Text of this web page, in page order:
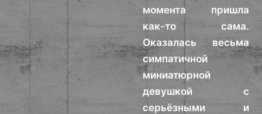
момента пришла
как-то сама.
Оказалась весьма
симпатичной
миниатюрной
девушкой с
серьёзными и